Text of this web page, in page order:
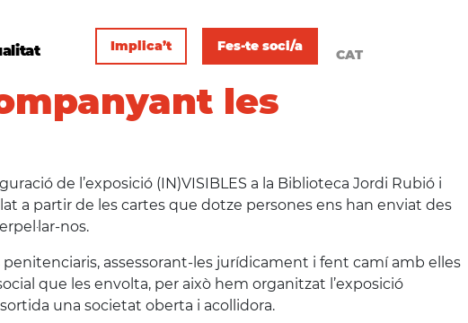
Implica’t Fes-te soci/a
CAT
les
de l’exposició (IN)VISIBLES a la Biblioteca Jordi Rubió i
a partir de les cartes que dotze persones ens han enviat des
nos.
assessorant-les jurídicament i fent camí amb elles
que les envolta, per això hem organitzat l’exposició
una societat oberta i acollidora.